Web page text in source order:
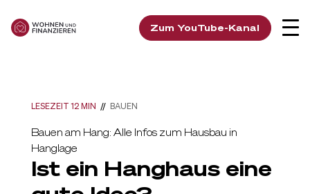
Zum YouTube-Kanal
LESEZEIT 12 MIN // BAUEN
Bauen am Hang: Alle Infos zum Hausbau in
Hanglage
Ist ein Hanghaus eine